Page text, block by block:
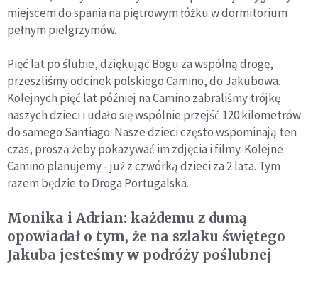
miejscem do spania na piętrowym łóżku w dormitorium
pełnym pielgrzymów.
Pięć lat po ślubie, dziękując Bogu za wspólną drogę,
przeszliśmy odcinek polskiego Camino, do Jakubowa.
Kolejnych pięć lat później na Camino zabraliśmy trójkę
naszych dzieci i udało się wspólnie przejść 120 kilometrów
do samego Santiago. Nasze dzieci często wspominają ten
czas, proszą żeby pokazywać im zdjęcia i filmy. Kolejne
Camino planujemy - już z czwórką dzieci za 2 lata. Tym
razem będzie to Droga Portugalska.
Monika i Adrian: każdemu z dumą
opowiadał o tym, że na szlaku świętego
Jakuba jesteśmy w podróży poślubnej